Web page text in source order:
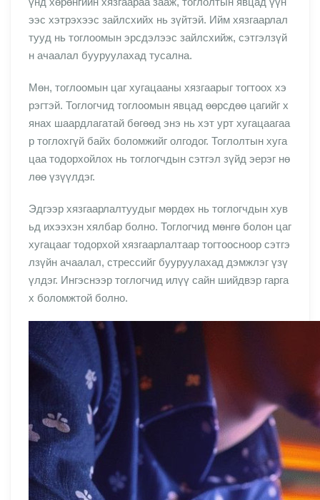
ээс хэтрэхээс зайлсхийх нь зүйтэй. Ийм хязгаарлал
тууд нь тоглоомын эрсдэлээс зайлсхийж, сэтгэлзүй
н ачаалал бууруулахад тусална.
Мөн, тоглоомын цаг хугацааны хязгаарыг тогтоох хэ
рэгтэй. Тоглогчид тоглоомын явцад өөрсдөө цагийг х
янах шаардлагатай бөгөөд энэ нь хэт урт хугацаагаа
р тоглохгүй байх боломжийг олгодог. Тоглолтын хуга
цаа тодорхойлох нь тоглогчдын сэтгэл зүйд эерэг нө
лөө үзүүлдэг.
Эдгээр хязгаарлалтуудыг мөрдөх нь тоглогчдын хув
ьд ихээхэн хялбар болно. Тоглогчид мөнгө болон цаг
хугацааг тодорхой хязгаарлалтаар тогтоосноор сэтгэ
лзүйн ачаалал, стрессийг бууруулахад дэмжлэг үзү
үлдэг. Ингэснээр тоглогчид илүү сайн шийдвэр гарга
х боломжтой болно.